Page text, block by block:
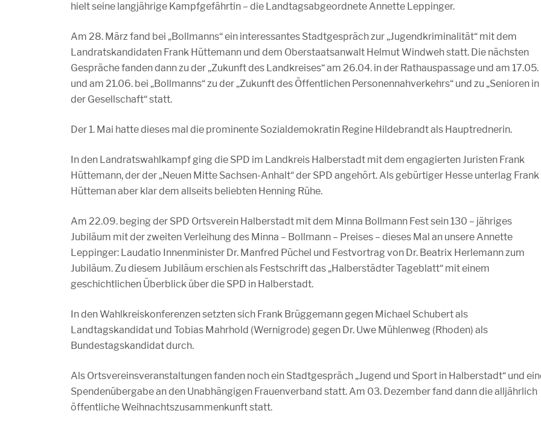
hielt seine langjährige Kampfgefährtin – die Landtagsabgeordnete Annette Leppinger.
Am 28. März fand bei „Bollmanns“ ein interessantes Stadtgespräch zur „Jugendkriminalität“ mit dem
Landratskandidaten Frank Hüttemann und dem Oberstaatsanwalt Helmut Windweh statt. Die nächsten
Gespräche fanden dann zu der „Zukunft des Landkreises“ am 26.04. in der Rathauspassage und am 17.05.
und am 21.06. bei „Bollmanns“ zu der „Zukunft des Öffentlichen Personennahverkehrs“ und zu „Senioren in
der Gesellschaft“ statt.
Der 1. Mai hatte dieses mal die prominente Sozialdemokratin Regine Hildebrandt als Hauptrednerin.
In den Landratswahlkampf ging die SPD im Landkreis Halberstadt mit dem engagierten Juristen Frank
Hüttemann, der der „Neuen Mitte Sachsen-Anhalt“ der SPD angehört. Als gebürtiger Hesse unterlag Frank
Hütteman aber klar dem allseits beliebten Henning Rühe.
Am 22.09. beging der SPD Ortsverein Halberstadt mit dem Minna Bollmann Fest sein 130 – jähriges
Jubiläum mit der zweiten Verleihung des Minna – Bollmann – Preises – dieses Mal an unsere Annette
Leppinger: Laudatio Innenminister Dr. Manfred Püchel und Festvortrag von Dr. Beatrix Herlemann zum
Jubiläum. Zu diesem Jubiläum erschien als Festschrift das „Halberstädter Tageblatt“ mit einem
geschichtlichen Überblick über die SPD in Halberstadt.
In den Wahlkreiskonferenzen setzten sich Frank Brüggemann gegen Michael Schubert als
Landtagskandidat und Tobias Mahrhold (Wernigrode) gegen Dr. Uwe Mühlenweg (Rhoden) als
Bundestagskandidat durch.
Als Ortsvereinsveranstaltungen fanden noch ein Stadtgespräch „Jugend und Sport in Halberstadt“ und
Spendenübergabe an den Unabhängigen Frauenverband statt. Am 03. Dezember fand dann die alljährlich
öffentliche Weihnachtszusammenkunft statt.